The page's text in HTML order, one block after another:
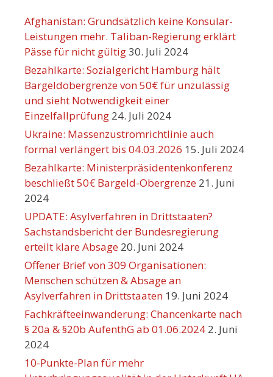
Afghanistan: Grundsätzlich keine Konsular-
Leistungen mehr. Taliban-Regierung erklärt
Pässe für nicht gültig30. Juli 2024
Bezahlkarte: Sozialgericht Hamburg hält
Bargeldobergrenze von 50€ für unzulässig
und sieht Notwendigkeit einer
Einzelfallprüfung 24. Juli 2024
Ukraine: Massenzustromrichtlinie auch
formal verlängert bis 04.03.2026 15. Juli 2024
Bezahlkarte: Ministerpräsidentenkonferenz
beschließt 50€ Bargeld-Obergrenze 21. Juni
2024
UPDATE: Asylverfahren in Drittstaaten?
Sachstandsbericht der Bundesregierung
erteilt klare Absage 20. Juni 2024
Offener Brief von 309 Organisationen:
Menschen schützen & Absage an
Asylverfahren in Drittstaaten 19. Juni 2024
Fachkräfteeinwanderung: Chancenkarte nach
§ 20a & §20b AufenthG ab 01.06.2024 2. Juni
2024
10-Punkte-Plan für mehr